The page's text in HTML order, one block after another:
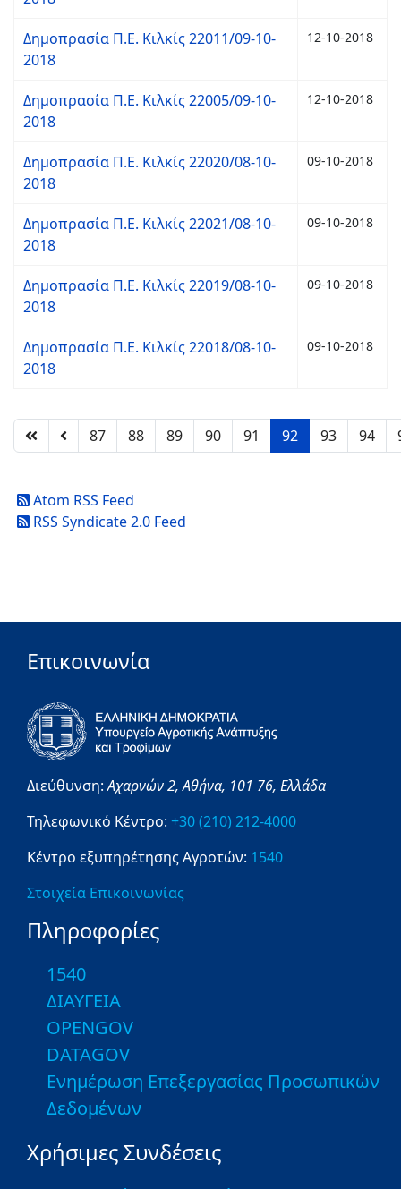
Δημοπρασία Π.Ε. Κιλκίς 22011/09-10-
2018
12-10-2018
Δημοπρασία Π.Ε. Κιλκίς 22005/09-10-
2018
12-10-2018
Δημοπρασία Π.Ε. Κιλκίς 22020/08-10-
2018
09-10-2018
Δημοπρασία Π.Ε. Κιλκίς 22021/08-10-
2018
09-10-2018
Δημοπρασία Π.Ε. Κιλκίς 22019/08-10-
2018
09-10-2018
Δημοπρασία Π.Ε. Κιλκίς 22018/08-10-
2018
09-10-2018
87 88 89 90 91 92 93 94
Atom RSS Feed
RSS Syndicate 2.0 Feed
Επικοινωνία
Διεύθυνση:Αχαρνών 2,Αθήνα, 101 76, Ελλάδα
Τηλεφωνικό Κέντρο: +30 (210) 212-4000
Κέντρο εξυπηρέτησης Αγροτών: 1540
Στοιχεία Επικοινωνίας
Πληροφορίες
1540
ΔΙΑΥΓΕΙΑ
OPENGOV
DATAGOV
Ενημέρωση Επεξεργασίας Προσωπικών
Δεδομένων
Χρήσιμες Συνδέσεις